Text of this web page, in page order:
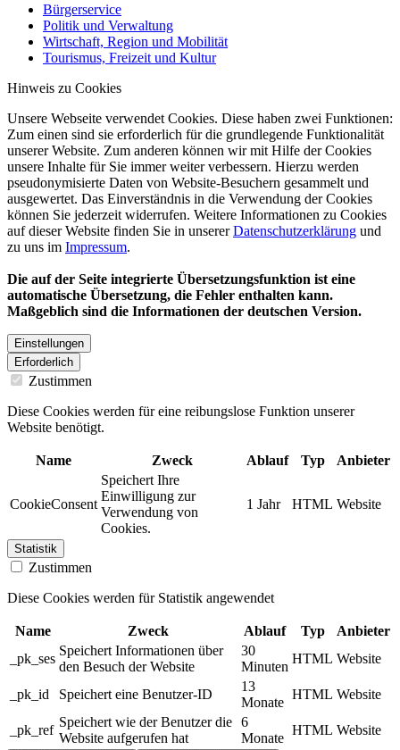
Bürgerservice
Politik und Verwaltung
Wirtschaft, Region und Mobilität
Tourismus, Freizeit und Kultur
Hinweis zu Cookies
Unsere Webseite verwendet Cookies. Diese haben zwei Funktionen:
Zum einen sind sie erforderlich für die grundlegende Funktionalität
unserer Website. Zum anderen können wir mit Hilfe der Cookies
unsere Inhalte für Sie immer weiter verbessern. Hierzu werden
pseudonymisierte Daten von Website-Besuchern gesammelt und
ausgewertet. Das Einverständnis in die Verwendung der Cookies
können Sie jederzeit widerrufen. Weitere Informationen zu Cookies
auf dieser Website finden Sie in unsererDatenschutzerklärung und
zu uns im Impressum.
Die auf der Seite integrierte Übersetzungsfunktion ist eine
automatische Übersetzung, die Fehler enthalten kann.
Maßgeblich sind die Informationen der deutschen Version.
Einstellungen
Erforderlich
Zustimmen
Diese Cookies werden für eine reibungslose Funktion unserer
Website benötigt.
Name Zweck Ablauf Typ Anbieter
CookieConsent
Speichert Ihre
Einwilligung zur
Verwendung von
Cookies.
1 Jahr HTML Website
Statistik
Zustimmen
Diese Cookies werden für Statistik angewendet
Name Zweck Ablauf Typ
Anbieter
_pk_ses
Speichert Informationen über
den Besuch der Website
30
Minuten
HTML Website
_pk_id Speichert eine Benutzer-ID
13
Monate
HTML Website
_pk_ref
Speichert wie der Benutzer die
Website aufgerufen hat
6
Monate
HTML Website